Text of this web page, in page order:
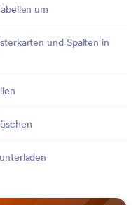
um
und Spalten in